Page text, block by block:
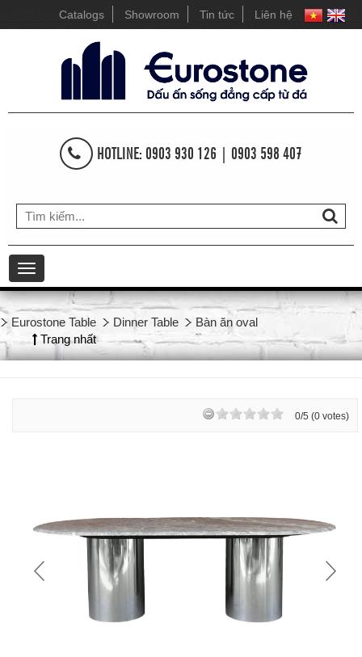
Catalogs Showroom Tin tức Liên hệ
HOTLINE: 0903 930 126 | 0903 598 407
Toggle
navigation
Eurostone Table Dinner Table
Bàn ăn oval
Trang nhất
0/5 (0 votes)